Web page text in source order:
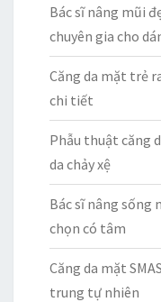
Bác sĩ nâng mũi
chuyên gia cho
Căng da mặt trẻ
chi tiết
Phẫu thuật căng
da chảy xệ
Bác sĩ nâng sống
chọn có tâm
Căng da mặt
trung tự nhiên